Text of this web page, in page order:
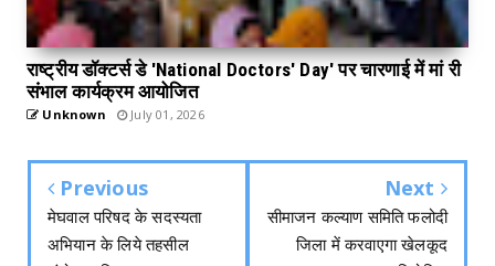
राष्ट्रीय डॉक्टर्स डे 'National Doctors' Day' पर चारणाई में मां री
संभाल कार्यक्रम आयोजित
Unknown July 01, 2026
Previous
मेघवाल परिषद के सदस्यता
अभियान के लिये तहसील
Next
सीमाजन कल्याण समिति फलोदी
जिला में करवाएगा खेलकूद